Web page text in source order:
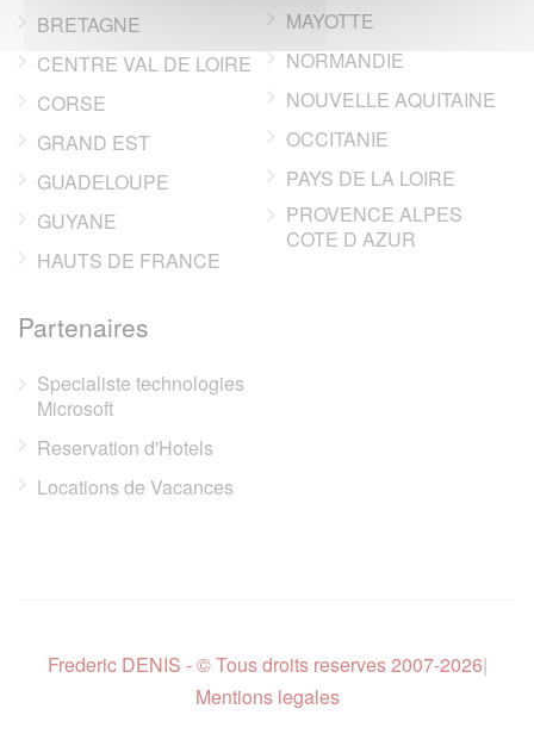
BRETAGNE
CENTRE VAL DE LOIRE
CORSE
GRAND EST
GUADELOUPE
GUYANE
HAUTS DE FRANCE
MAYOTTE
NORMANDIE
NOUVELLE AQUITAINE
OCCITANIE
PAYS DE LA LOIRE
PROVENCE ALPES
COTE D AZUR
Partenaires
Specialiste technologies
Microsoft
Reservation d'Hotels
Locations de Vacances
Frederic DENIS - © Tous droits reserves 2007-2026|
Mentions legales